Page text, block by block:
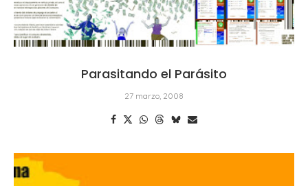
Parasitando el Parásito
27 marzo, 2008